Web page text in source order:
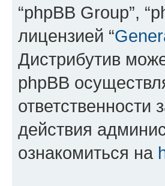
“phpBB Group”,
лицензией “
Дистрибутив
phpBB
действия
ознакомиться на